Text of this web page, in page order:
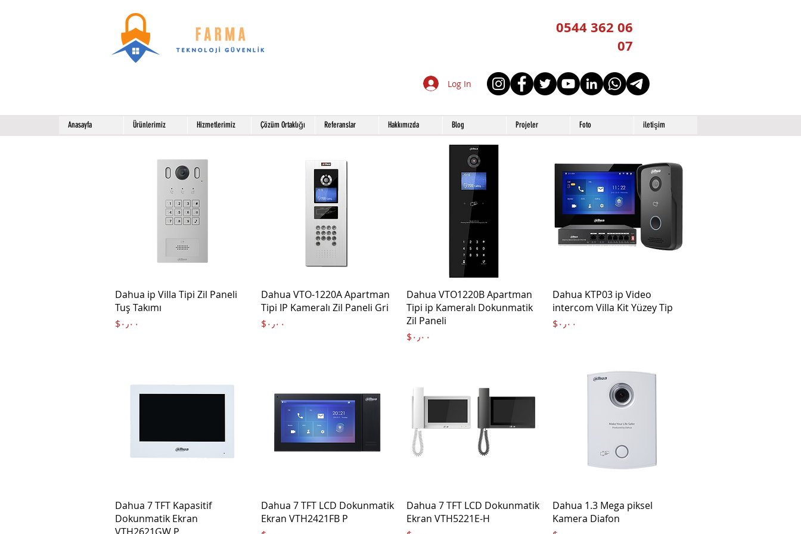
0544 362 06
07
Log In
Anasayfa Ürünlerimiz Hizmetlerimiz Çözüm Ortaklığı Referanslar Hakkımızda Blog Projeler Foto iletişim
Quick View
Dahua KTP03 ip Video
intercom Villa Kit Yüzey Tip
Price
‎$۰٫۰۰
Quick View
Dahua VTO1220B Apartman
Tipi ip Kameralı Dokunmatik
Zil Paneli
Price
‎$۰٫۰۰
Quick View
Dahua VTO-1220A Apartman
Tipi IP Kameralı Zil Paneli Gri
Price
‎$۰٫۰۰
Quick View
Dahua ip Villa Tipi Zil Paneli
Tuş Takımı
Price
‎$۰٫۰۰
Quick View
Dahua 1.3 Mega piksel
Kamera Diafon
Quick View
Dahua 7 TFT LCD Dokunmatik
Ekran VTH5221E-H
Quick View
Dahua 7 TFT LCD Dokunmatik
Ekran VTH2421FB P
Quick View
Dahua 7 TFT Kapasitif
Dokunmatik Ekran